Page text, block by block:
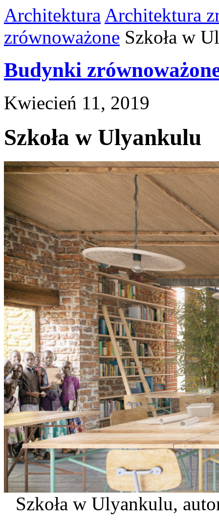
Architektura Architektura
zrównoważone Szkoła w
Budynki
Kwiecień 11, 2019
Szkoła w Ulyankulu
Szkoła w Ulyankulu,